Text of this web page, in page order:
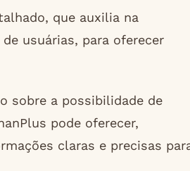
que auxilia na
usuárias, para oferecer
sobre a possibilidade de
pode oferecer,
claras e precisas